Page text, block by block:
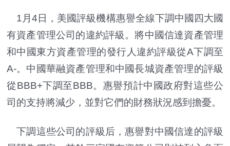
1月4日，美國評級機構惠譽全線下調中國四大國
有資產管理公司的違約評級。將中國信達資產管理
和中國東方資產管理的發行人違約評級從A下調至
A-。中國華融資產管理和中國長城資產管理的評級
從BBB+下調至BBB。惠譽預計中國政府對這些公
司的支持將減少，並對它們的財務狀況感到擔憂。
下調這些公司的評級后，惠譽對中國信達的評級